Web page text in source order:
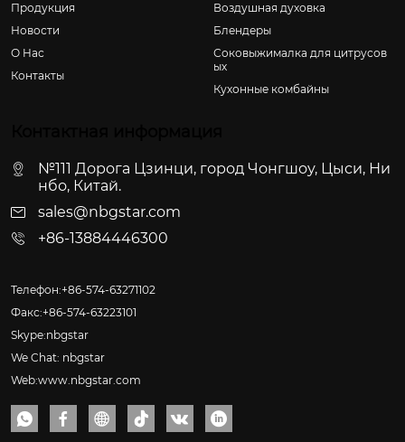
Продукция
Новости
О Hас
Контакты
Воздушная духовка
Блендеры
Соковыжималка для цитрусов
ых
Кухонные комбайны
№111 Дорога Цзинци, город Чонгшоу, Цыси, Ни
нбо, Китай.
sales@nbgstar.com
+86-13884446300
Телефон:+86-574-63271102
Факс:+86-574-63223101
Skype:nbgstar
We Chat: nbgstar
Web:www.nbgstar.com
     